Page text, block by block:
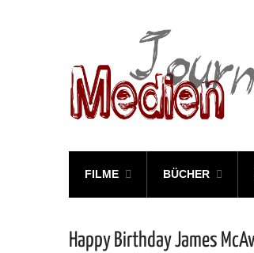
FILME BÜCHER
Happy Birthday James